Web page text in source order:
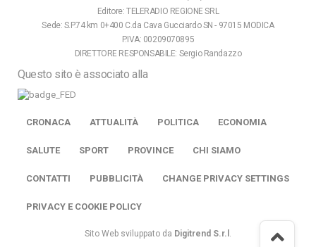
Editore: TELERADIO REGIONE SRL
Sede: S.P.74 km 0+400 C.da Cava Gucciardo SN - 97015 MODICA
P.IVA: 00209070895
DIRETTORE RESPONSABILE: Sergio Randazzo
Questo sito è associato alla
CRONACA ATTUALITÀ POLITICA ECONOMIA
SALUTE SPORT PROVINCE CHI SIAMO
CONTATTI PUBBLICITÀ CHANGE PRIVACY SETTINGS
PRIVACY E COOKIE POLICY
Sito Web sviluppato da Digitrend S.r.l .